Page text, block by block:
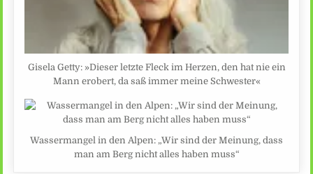
Gisela Getty: »Dieser letzte Fleck im Herzen, den hat nie ein
Mann erobert, da saß immer meine Schwester«
Wassermangel in den Alpen: „Wir sind der Meinung, dass
man am Berg nicht alles haben muss“